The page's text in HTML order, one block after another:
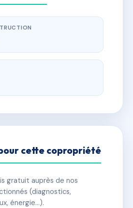
cette copropriété
gratuit auprès de nos
(diagnostics,
énergie…).